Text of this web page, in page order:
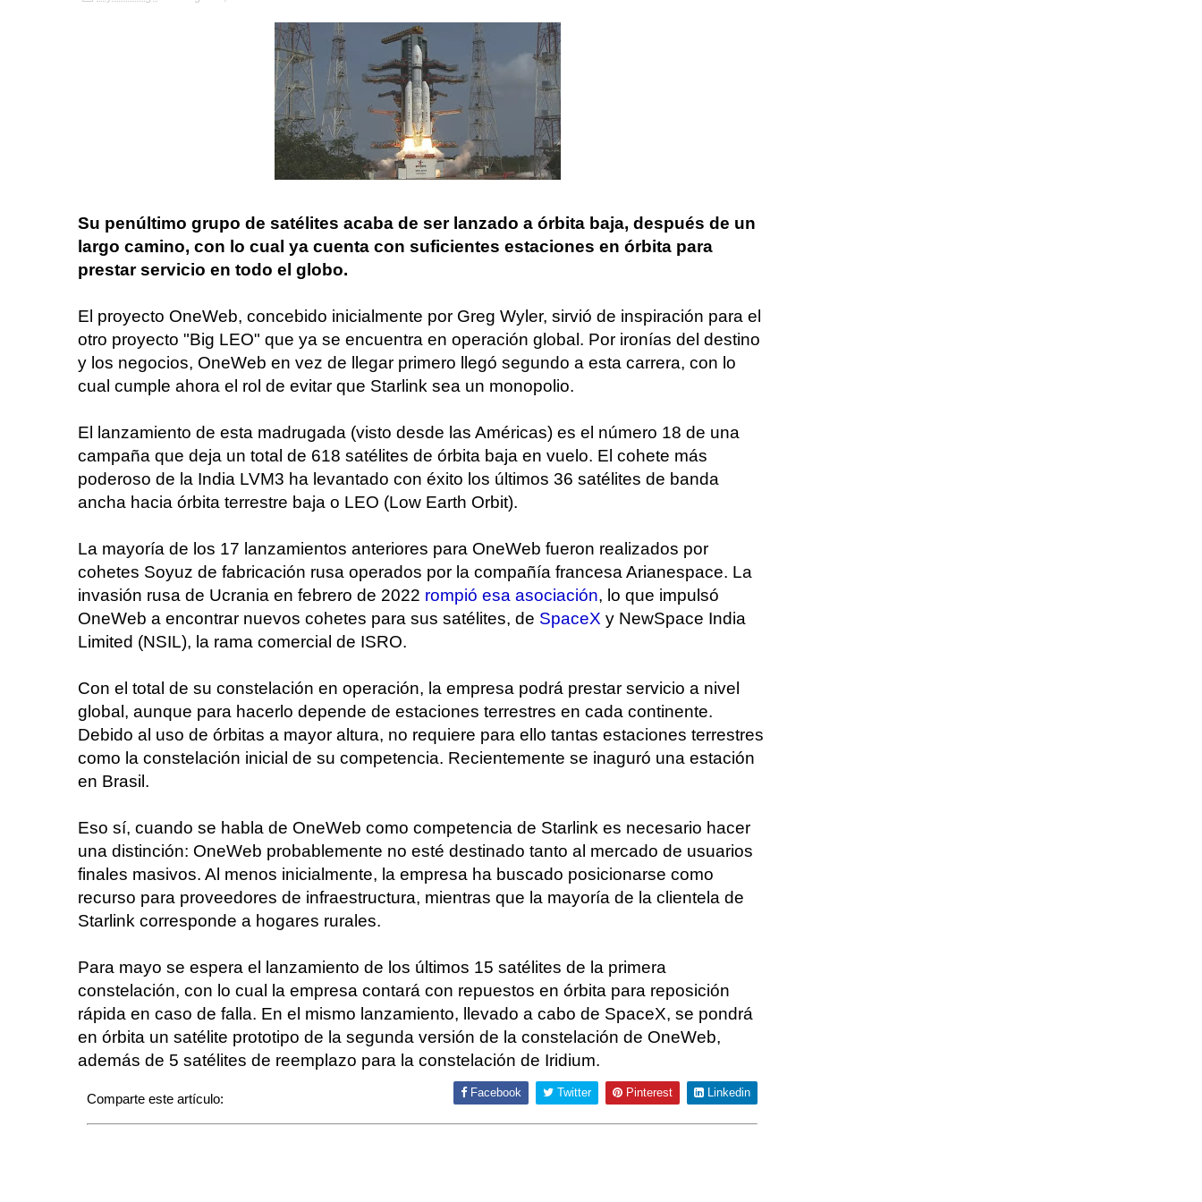
Su penúltimo grupo de satélites acaba de ser lanzado a órbita baja, después de un
largo camino, con lo cual ya cuenta con suficientes estaciones en órbita para
prestar servicio en todo el globo.
El proyecto OneWeb, concebido inicialmente por Greg Wyler, sirvió de inspiración para el
otro proyecto "Big LEO" que ya se encuentra en operación global. Por ironías del destino
y los negocios, OneWeb en vez de llegar primero llegó segundo a esta carrera, con lo
cual cumple ahora el rol de evitar que Starlink sea un monopolio.
El lanzamiento de esta madrugada (visto desde las Américas) es el número 18 de una
campaña que deja un total de 618 satélites de órbita baja en vuelo. El cohete más
poderoso de la India LVM3 ha levantado con éxito los últimos 36 satélites de banda
ancha hacia órbita terrestre baja o LEO (Low Earth Orbit).
La mayoría de los 17 lanzamientos anteriores para OneWeb fueron realizados por
cohetes Soyuz de fabricación rusa operados por la compañía francesa Arianespace. La
invasión rusa de Ucrania en febrero de 2022 rompió esa asociación, lo que impulsó
OneWeb a encontrar nuevos cohetes para sus satélites, de SpaceX y NewSpace India
Limited (NSIL), la rama comercial de ISRO.
Con el total de su constelación en operación, la empresa podrá prestar servicio a nivel
global, aunque para hacerlo depende de estaciones terrestres en cada continente.
Debido al uso de órbitas a mayor altura, no requiere para ello tantas estaciones terrestres
como la constelación inicial de su competencia. Recientemente se inaguró una estación
en Brasil.
Eso sí, cuando se habla de OneWeb como competencia de Starlink es necesario hacer
una distinción: OneWeb probablemente no esté destinado tanto al mercado de usuarios
finales masivos. Al menos inicialmente, la empresa ha buscado posicionarse como
recurso para proveedores de infraestructura, mientras que la mayoría de la clientela de
Starlink corresponde a hogares rurales.
Para mayo se espera el lanzamiento de los últimos 15 satélites de la primera
constelación, con lo cual la empresa contará con repuestos en órbita para reposición
rápida en caso de falla. En el mismo lanzamiento, llevado a cabo de SpaceX, se pondrá
en órbita un satélite prototipo de la segunda versión de la constelación de OneWeb,
además de 5 satélites de reemplazo para la constelación de Iridium.
Comparte este artículo: Facebook Twitter Pinterest Linkedin